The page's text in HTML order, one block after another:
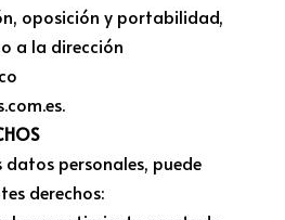
oposición y portabilidad,
a la dirección
personales, puede
derechos: